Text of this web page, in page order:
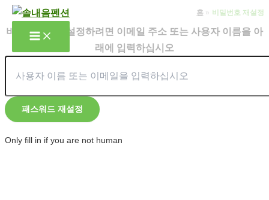
콘
텐
로
너
뛰
기
홈 비밀번호 재설정
비밀번호를 재설정하려면 이메일 주소 또는 사용자 이름을 아
래에 입력하십시오
Only fill in if you are not human